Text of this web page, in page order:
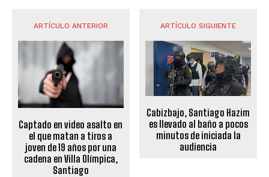
ARTÍCULO ANTERIOR
Captado en video asalto en
el que matan a tiros a
joven de 19 años por una
cadena en Villa Olímpica,
Santiago
ARTÍCULO SIGUIENTE
Cabizbajo, Santiago Hazim
es llevado al baño a pocos
minutos de iniciada la
audiencia